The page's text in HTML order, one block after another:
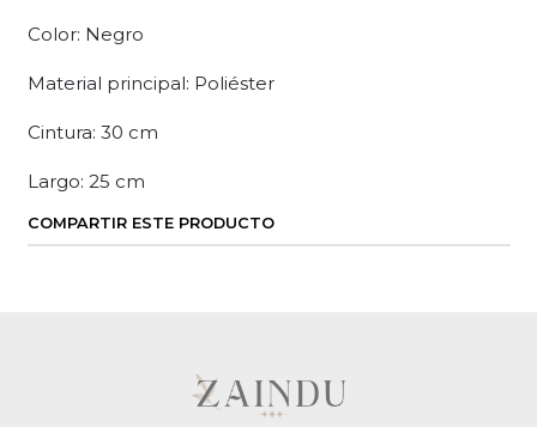
Color: Negro
Material principal: Poliéster
Cintura: 30 cm
Largo: 25 cm
COMPARTIR ESTE PRODUCTO